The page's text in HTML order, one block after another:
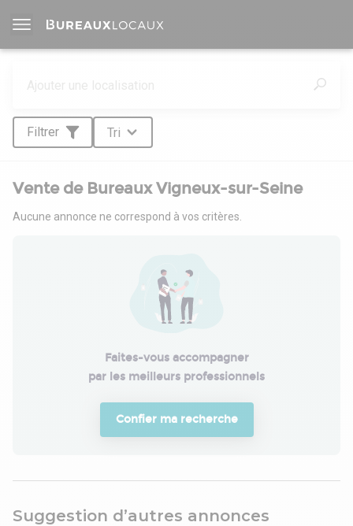
Filtrer Tri
Vente de Bureaux Vigneux-sur-Seine
Aucune annonce ne correspond à vos critères.
Faites-vous accompagner
par les meilleurs professionnels
Confier ma recherche
Suggestion d’autres annonces